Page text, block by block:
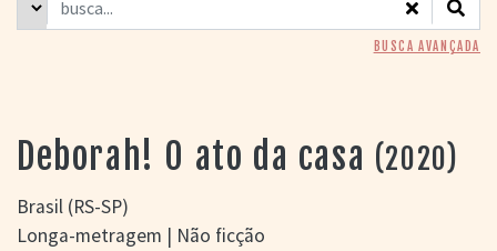
> GRADE SEMANAL
> PREÇOS E
PORTAL DO
CINEMA GAÚCHO
> BUSCA AVANÇADA
BUSCA AVANÇADA
Deborah! O ato da casa (2020)
Brasil (RS-SP)
Longa-metragem | Não ficção